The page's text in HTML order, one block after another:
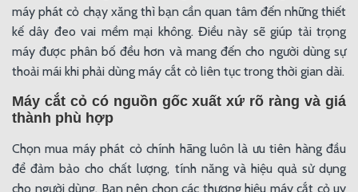
máy phát cỏ chạy xăng thì bạn cần quan tâm đến những thiết
kế dây đeo vai mềm mại không. Điều này sẽ giúp tải trọng
máy được phân bố đều hơn và mang đến cho người dùng sự
thoải mái khi phải dùng máy cắt cỏ liên tục trong thời gian dài.
Máy cắt cỏ có nguồn gốc xuất xứ rõ ràng và giá
thành phù hợp
Chọn mua máy phát cỏ chính hãng luôn là ưu tiên hàng đầu
để đảm bảo cho chất lượng, tính năng và hiệu quả sử dụng
cho người dùng. Bạn nên chọn các thương hiệu máy cắt cỏ uy